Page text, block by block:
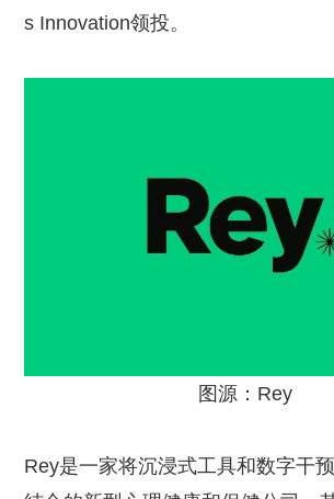
s Innovation领投。
图源：Rey
Rey是一家将沉浸式工具和数字干